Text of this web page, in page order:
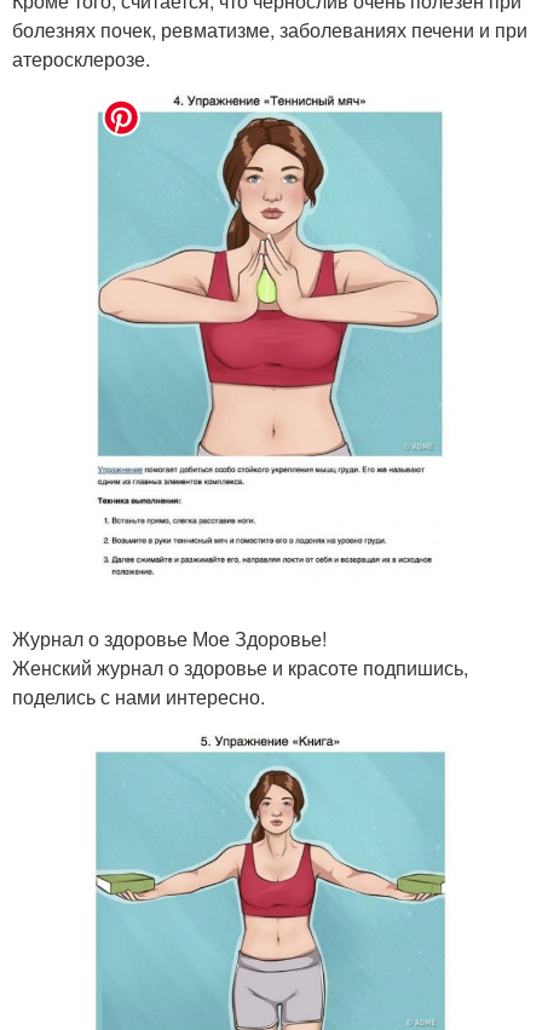
болезнях почек, ревматизме, заболеваниях печени и при
атеросклерозе.
Журнал о здоровье Мое Здоровье!
Женский журнал о здоровье и красоте подпишись,
поделись с нами интересно.